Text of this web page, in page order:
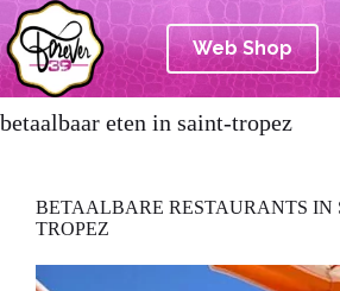
Ga
naar
de
inhoud
Web Shop
betaalbaar eten in saint-tropez
BETAALBARE RESTAURANTS IN
TROPEZ